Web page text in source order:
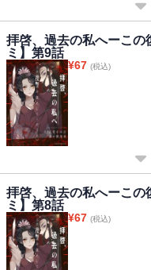
拝啓、過去の私へーこの
ミ】第9話
¥67 (税込)
拝啓、過去の私へーこの
ミ】第8話
¥67 (税込)